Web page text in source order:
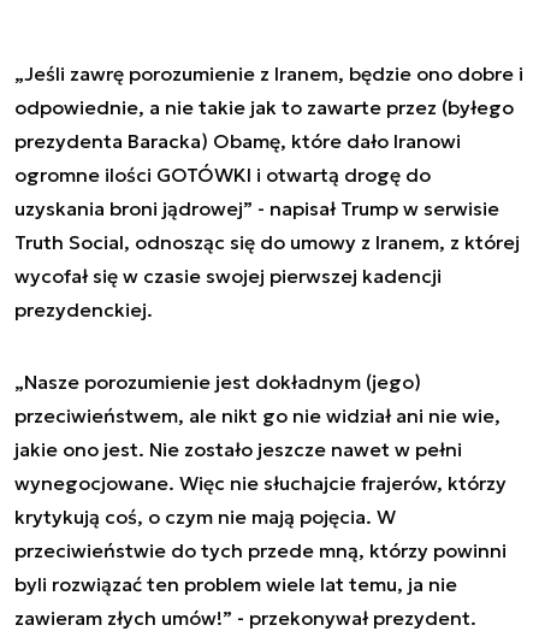
„Jeśli zawrę porozumienie z Iranem, będzie ono dobre i
odpowiednie, a nie takie jak to zawarte przez (byłego
prezydenta Baracka) Obamę, które dało Iranowi
ogromne ilości GOTÓWKI i otwartą drogę do
uzyskania broni jądrowej” - napisał Trump w serwisie
Truth Social, odnosząc się do umowy z Iranem, z której
wycofał się w czasie swojej pierwszej kadencji
prezydenckiej.
„Nasze porozumienie jest dokładnym (jego)
przeciwieństwem, ale nikt go nie widział ani nie wie,
jakie ono jest. Nie zostało jeszcze nawet w pełni
wynegocjowane. Więc nie słuchajcie frajerów, którzy
krytykują coś, o czym nie mają pojęcia. W
przeciwieństwie do tych przede mną, którzy powinni
byli rozwiązać ten problem wiele lat temu, ja nie
zawieram złych umów!” - przekonywał prezydent.